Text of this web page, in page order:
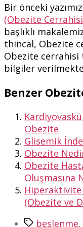
Bir önceki
(Obezite Cerrahisi
başlıklı
thincal, Obezite
Obezite cerrahisi
bilgiler
Benzer
Obezite
Glisemik
Obezite
Obezite
Oluşmasına
Hiperaktivite
(Obezite ve
Etiketler
beslenme,